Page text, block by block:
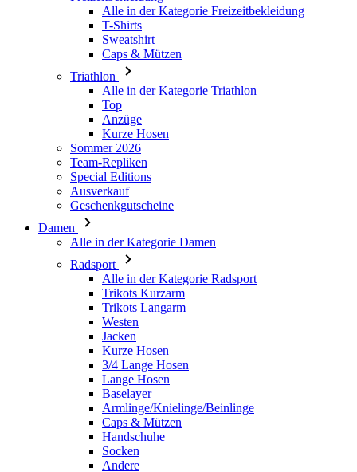
Triathlon
Alle in der Kategorie Triathlon
Top
Anzüge
Kurze Hosen
Sommer 2026
Team-Repliken
Special Editions
Ausverkauf
Geschenkgutscheine
Damen
Alle in der Kategorie Damen
Radsport
Alle in der Kategorie Radsport
Trikots Langarm
Westen
Jacken
Kurze Hosen
3/4 Lange Hosen
Lange Hosen
Baselayer
Armlinge/Knielinge/Beinlinge
Caps & Mützen
Handschuhe
Socken
Andere
Freizeitbekleidung
Alle in der Kategorie Freizeitbekleidung
T-Shirts
Hoodie